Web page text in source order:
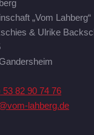
„Vom Lahberg“
& Ulrike
53 82 90 74 76
lahberg.de